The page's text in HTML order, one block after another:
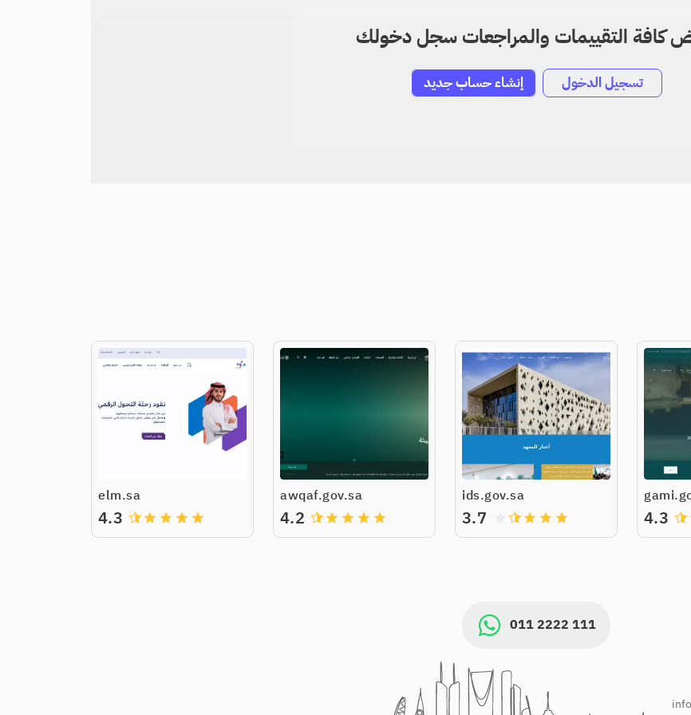
كافة التقييمات والمراجعات سجل دخولك
تسجيل الدخول إنشاء حساب جديد
4.3
ids.gov.sa
grade
grade
grade
3.7
awqaf.gov.sa
grade
grade
grade
grade
4.2
elm.sa
grade
grade
grade
grade
4.3
011 2222 111